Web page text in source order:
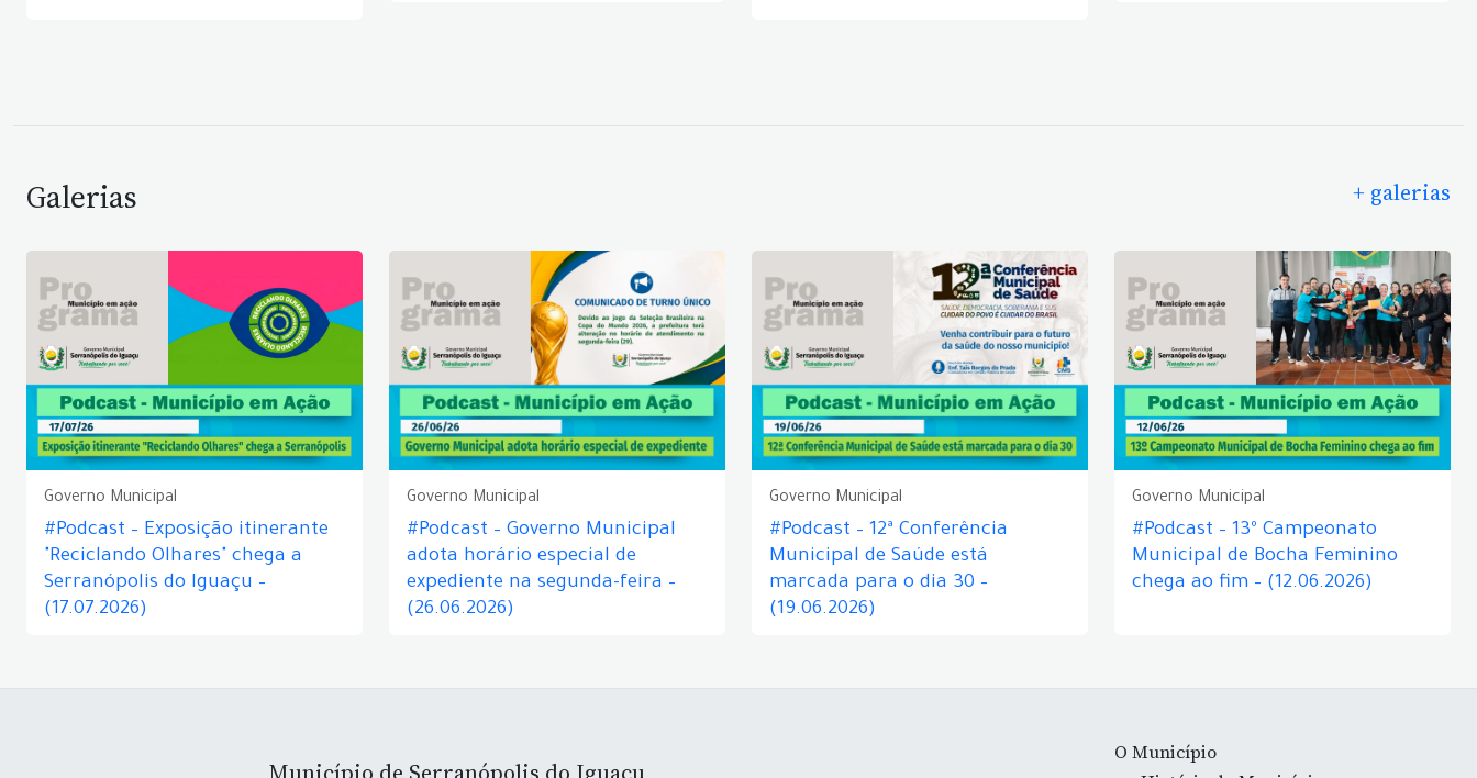
Galerias + galerias
Governo Municipal
#Podcast – Exposição itinerante
"Reciclando Olhares" chega a
Serranópolis do Iguaçu –
(17.07.2026)
Governo Municipal
#Podcast – Governo Municipal
adota horário especial de
expediente na segunda-feira –
(26.06.2026)
Governo Municipal
#Podcast – 12ª Conferência
Municipal de Saúde está
marcada para o dia 30 –
(19.06.2026)
Governo Municipal
#Podcast – 13º Campeonato
Municipal de Bocha Feminino
chega ao fim – (12.06.2026)
O Município